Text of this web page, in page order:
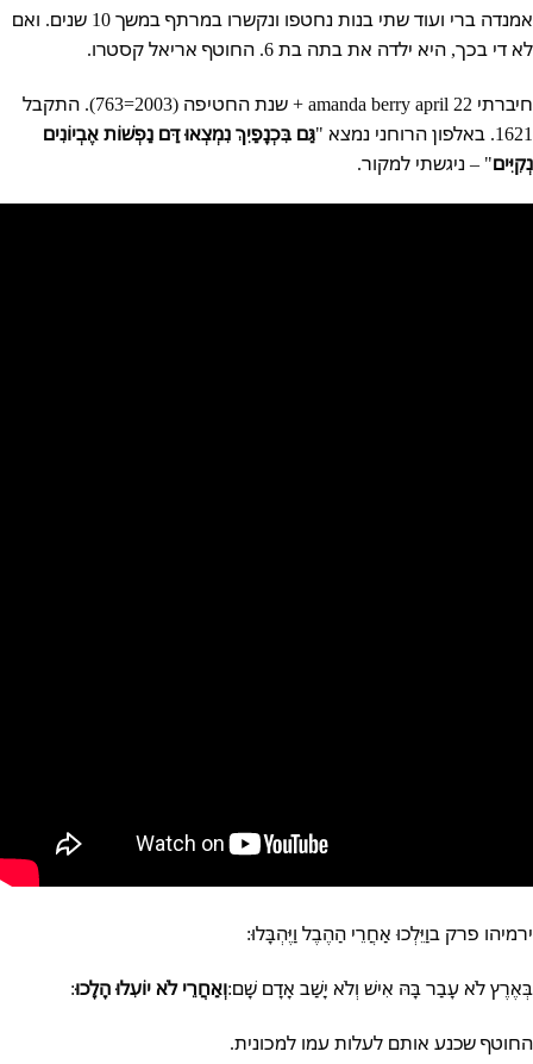
אמנדה ברי ועוד שתי בנות נחטפו ונקשרו במרתף במשך 10 שנים. ואם
לא די בכך, היא ילדה את בתה בת 6. החוטף אריאל קסטרו.
חיברתי amanda berry april 22 + שנת החטיפה (2003=763). התקבל
1621. באלפון הרוחני נמצא "
גַּם בִּכְנָפַיִךְ נִמְצְאוּ דַּם נַפְשׁוֹת אֶבְיוֹנִים
נְקִיִּים" – ניגשתי למקור.
ירמיהו פרק בוַיֵּלְכוּ אַחֲרֵי הַהֶבֶל וַיֶּהְבָּלוּ:
בְּאֶרֶץ לֹא עָבַר בָּהּ אִישׁ וְלֹא יָשַׁב אָדָם שָׁם:וְאַחֲרֵי לֹא יוֹעִלוּ הָלָכוּ:
החוטף שכנע אותם לעלות עמו למכונית.